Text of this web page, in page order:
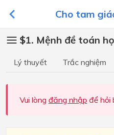
Cho tam
$1. Mệnh đề toán
Lý thuyết Trắc nghiệm
Vui lòng đăng nhập để hỏi